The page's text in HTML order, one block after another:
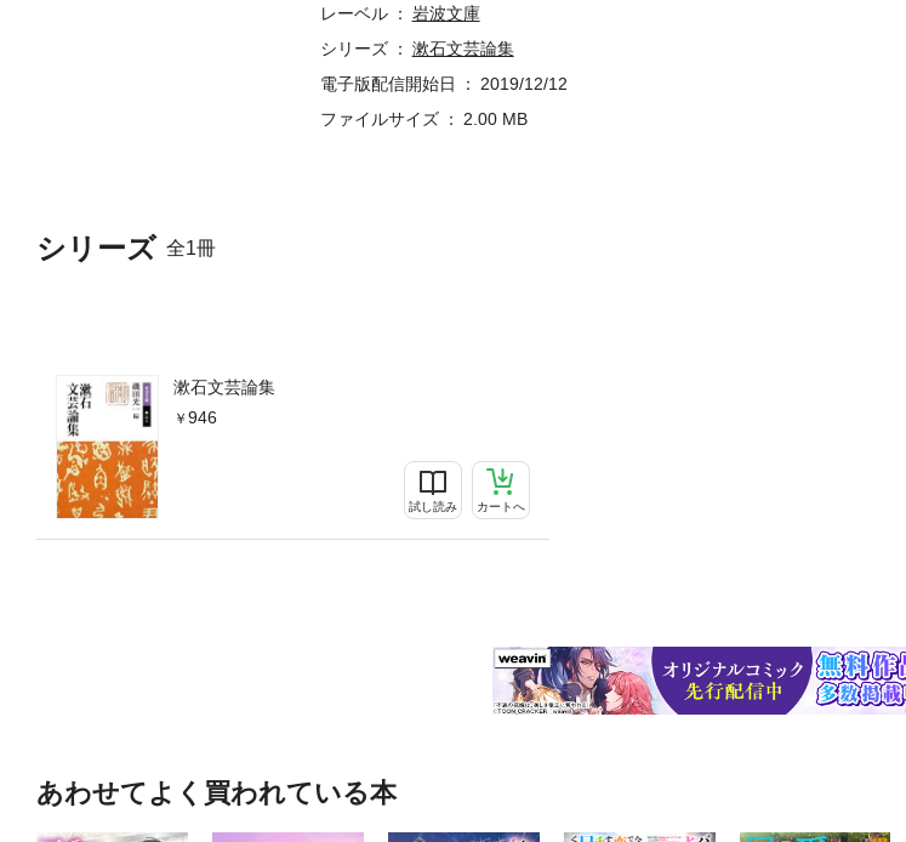
シリーズ 全1冊
漱石文芸論集
946
試し読み カートへ
レーベル
岩波文庫
シリーズ
漱石文芸論集
電子版配信開始日
2019/12/12
ファイルサイズ
2.00 MB
あわせてよく買われている本